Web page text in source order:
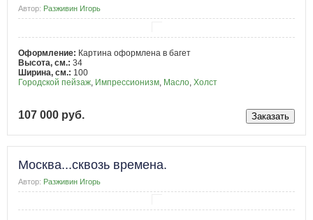
Автор: Разживин Игорь
Оформление: Картина оформлена в багет
Высота, см.: 34
Ширина, см.: 100
Городской пейзаж Импрессионизм Масло Холст
107 000 руб.
Москва...сквозь времена.
Автор: Разживин Игорь